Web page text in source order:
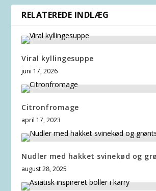
RELATEREDE INDLÆG
Viral kyllingesuppe
juni 17, 2026
Citronfromage
april 17, 2023
Nudler med hakket svinekød og
august 28, 2025